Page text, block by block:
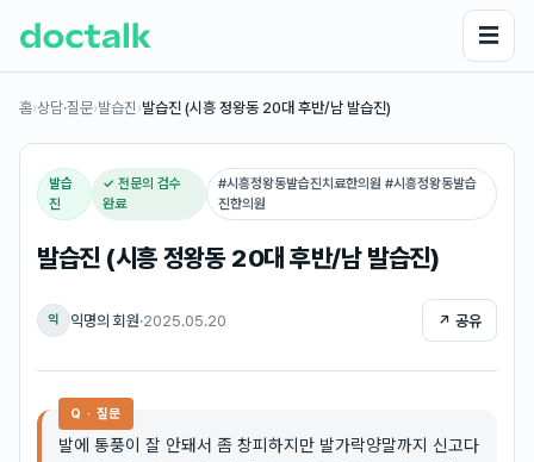
☰
홈›상담·질문›발습진 ›발습진 (시흥 정왕동 20대 후반/남 발습진)
발습
진
✓ 전문의 검수
완료
#시흥정왕동발습진치료한의원 #시흥정왕동발습
진한의원
발습진 (시흥 정왕동 20대 후반/남 발습진)
익 익명의 회원·2025.05.20 ↗ 공유
Q · 질문
발에 통풍이 잘 안돼서 좀 창피하지만 발가락양말까지 신고다